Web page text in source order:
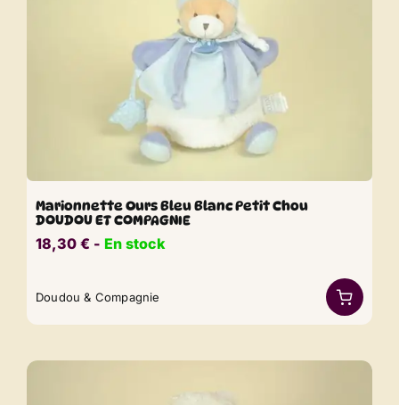
Marionnette Ours Bleu Blanc Petit Chou
DOUDOU ET COMPAGNIE
18,30 € ​​ - En stock
Doudou & Compagnie